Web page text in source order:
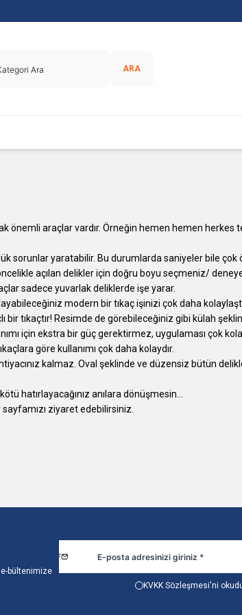
ARA
önemli araçlar vardır. Örneğin hemen hemen herkes
sorunlar yaratabilir. Bu durumlarda saniyeler bile çok
açılan delikler için doğru boyu seçmeniz/
sadece yuvarlak deliklerde işe yarar.
modern bir tıkaç işinizi çok daha
tıkaçtır! Resimde de görebileceğiniz gibi külah
için ekstra bir güç gerektirmez, uygulaması çok
göre kullanımı çok daha kolaydır.
kalmaz. Oval şeklinde ve düzensiz bütün
hatırlayacağınız anılara dönüşmesin...
sayfamızı ziyaret edebilirsiniz.
bültenimize
KVKK Sözleşmesi'ni